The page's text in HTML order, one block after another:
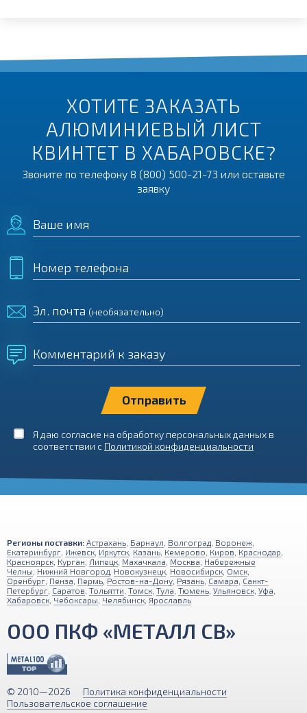
ХОТИТЕ ЗАКАЗАТЬ
АЛЮМИНИЕВЫЙ ЛИСТ
КВИНТЕТ В ХАБАРОВСКЕ?
Звоните по телефону 8 (800) 500-21-73 или оставьте
заявку
Ваше имя
Номер телефона
Эл. почта (необязательно)
Комментарий к заказу
Я даю согласие на обработку персональных данных в
соответствии с Политикой конфиденциальности
Регионы поставки: Астрахань Барнаул Волгоград Воронеж
Екатеринбург Ижевск Иркутск Казань Кемерово Киров Краснодар
Красноярск Курган Липецк Махачкала Москва Набережные
Челны Нижний Новгород Новокузнецк Новосибирск Омск
Оренбург Пенза Пермь Ростов-на-Дону Рязань Самара Санкт-
Петербург Саратов Тольятти Томск Тула Тюмень Ульяновск Уфа
Хабаровск Чебоксары Челябинск Ярославль
ООО ПКФ «МЕТАЛЛ СВ»
© 2010—2026
Политика конфиденциальности
Пользовательское соглашение